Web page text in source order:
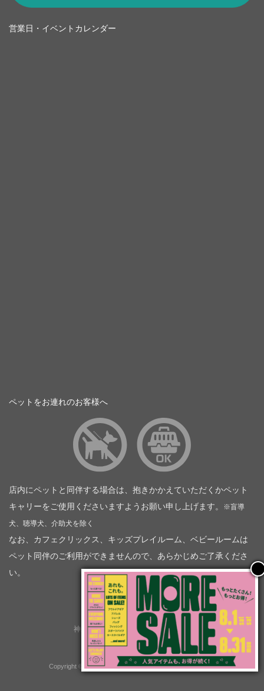
営業日・イベントカレンダー
ペットをお連れのお客様へ
店内にペットと同伴する場合は、抱きかかえていただくかペット
キャリーをご使用くださいますようお願い申し上げます。
※盲導
犬、聴導犬、介助犬を除く
なお、カフェクリックス、キッズプレイルーム、ベビールームは
ペット同伴のご利用ができませんので、あらかじめご了承くださ
い。
神奈川トヨタ自動車（企業情報）
トヨタモビリティ神奈川
株式会社会社ＫＴグループ
Copyright © GOOD OPEN AIRS myX All Rights Reserved.